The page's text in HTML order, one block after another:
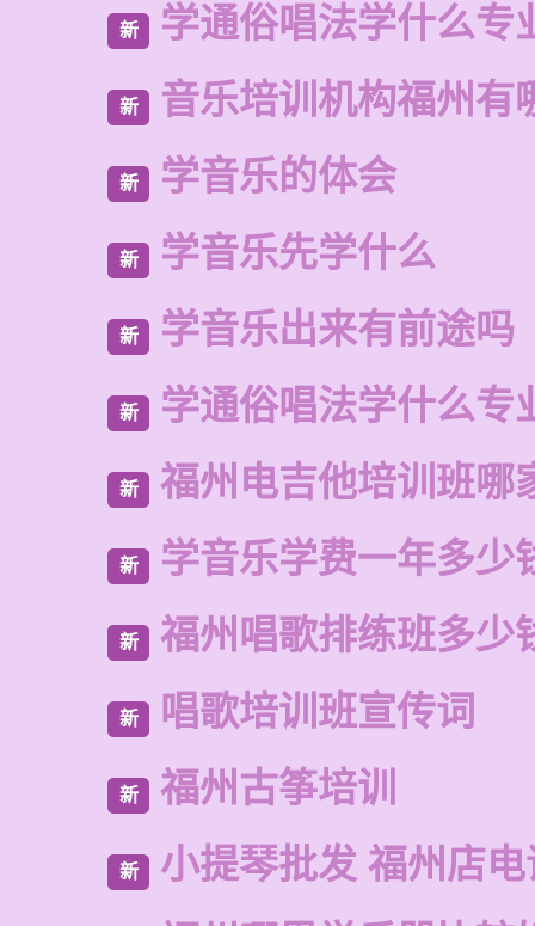
新 学通俗唱法学什么专
新 音乐培训机构福州有
新 学音乐的体会
新 学音乐先学什么
新 学音乐出来有前途吗
新 学通俗唱法学什么专
新 福州电吉他培训班哪
新 学音乐学费一年多少
新 福州唱歌排练班多少
新 唱歌培训班宣传词
新 福州古筝培训
新 小提琴批发 福州店